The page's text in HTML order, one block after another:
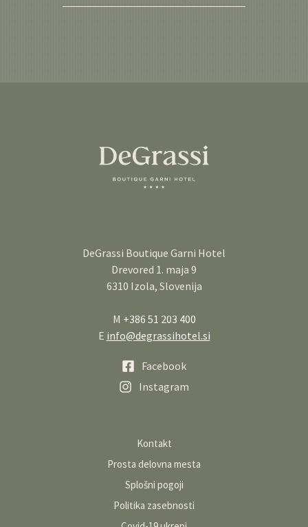
DeGrassi Boutique Garni Hotel
Drevored 1. maja 9
6310 Izola, Slovenija
M +386 51 203 400
E info@degrassihotel.si
Facebook
Instagram
Kontakt
Prosta delovna mesta
Splošni pogoji
Politika zasebnosti